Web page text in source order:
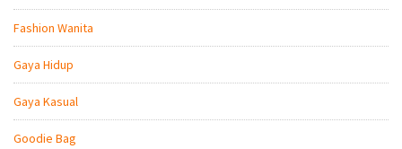
Fashion Wanita
Gaya Hidup
Gaya Kasual
Goodie Bag